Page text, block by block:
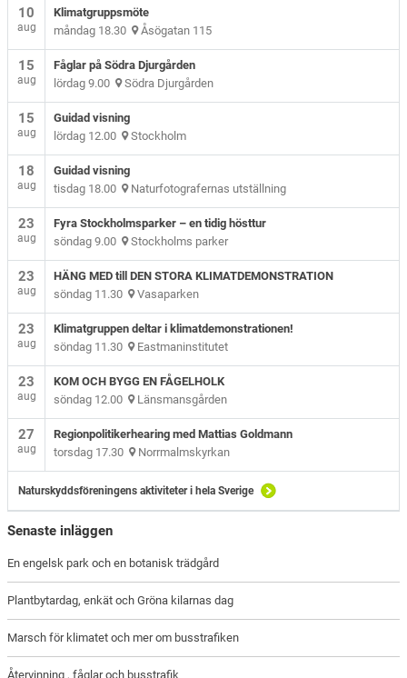
10
aug
Klimatgruppsmöte
måndag 18.30 Åsögatan 115
15
aug
Fåglar på Södra Djurgården
lördag 9.00 Södra Djurgården
15
aug
Guidad visning
lördag 12.00 Stockholm
18
aug
Guidad visning
tisdag 18.00 Naturfotografernas utställning
23
aug
Fyra Stockholmsparker – en tidig hösttur
söndag 9.00 Stockholms parker
23
aug
HÄNG MED till DEN STORA KLIMATDEMONSTRATION
söndag 11.30 Vasaparken
23
aug
Klimatgruppen deltar i klimatdemonstrationen!
söndag 11.30 Eastmaninstitutet
23
aug
KOM OCH BYGG EN FÅGELHOLK
söndag 12.00 Länsmansgården
27
aug
Regionpolitikerhearing med Mattias Goldmann
torsdag 17.30 Norrmalmskyrkan
Naturskyddsföreningens aktiviteter i hela Sverige
Senaste inläggen
En engelsk park och en botanisk trädgård
Plantbytardag, enkät och Gröna kilarnas dag
Marsch för klimatet och mer om busstrafiken
Återvinning , fåglar och busstrafik